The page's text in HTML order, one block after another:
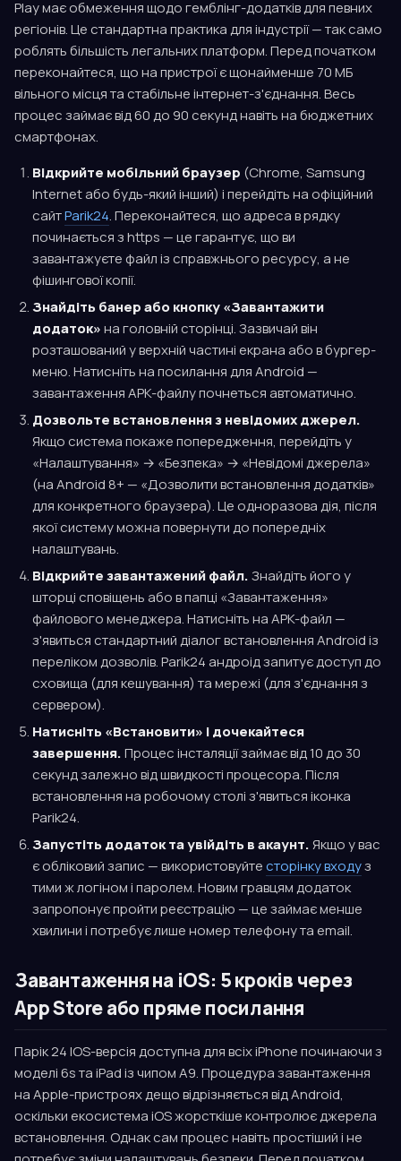
Play має обмеження щодо гемблінг-додатків для певних
регіонів. Це стандартна практика для індустрії — так само
роблять більшість легальних платформ. Перед початком
переконайтеся, що на пристрої є щонайменше 70 МБ
вільного місця та стабільне інтернет-з'єднання. Весь
процес займає від 60 до 90 секунд навіть на бюджетних
смартфонах.
Відкрийте мобільний браузер (Chrome, Samsung
Internet або будь-який інший) і перейдіть на офіційний
сайтParik24. Переконайтеся, що адреса в рядку
починається з https — це гарантує, що ви
завантажуєте файл із справжнього ресурсу, а не
фішингової копії.
Знайдіть банер або кнопку «Завантажити
додаток»на головній сторінці. Зазвичай він
розташований у верхній частині екрана або в бургер-
меню. Натисніть на посилання для Android —
завантаження APK-файлу почнеться автоматично.
Дозвольте встановлення з невідомих джерел.
Якщо система покаже попередження, перейдіть у
«Налаштування» → «Безпека» → «Невідомі джерела»
(на Android 8+ — «Дозволити встановлення додатків»
для конкретного браузера). Це одноразова дія, після
якої систему можна повернути до попередніх
налаштувань.
Відкрийте завантажений файл.Знайдіть його у
шторці сповіщень або в папці «Завантаження»
файлового менеджера. Натисніть на APK-файл —
з'явиться стандартний діалог встановлення Android із
переліком дозволів. Parik24 андроід запитує доступ до
сховища (для кешування) та мережі (для з'єднання з
сервером).
Натисніть «Встановити» і дочекайтеся
завершення.Процес інсталяції займає від 10 до 30
секунд залежно від швидкості процесора. Після
встановлення на робочому столі з'явиться іконка
Parik24.
Запустіть додаток та увійдіть в акаунт.Якщо у вас
є обліковий запис — використовуйтесторінку входуз
тими ж логіном і паролем. Новим гравцям додаток
запропонує пройти реєстрацію — це займає менше
хвилини і потребує лише номер телефону та email.
Завантаження на iOS: 5 кроків через
App Store або пряме посилання
Парік 24 IOS-версія доступна для всіх iPhone починаючи з
моделі 6s та iPad із чипом A9. Процедура завантаження
на Apple-пристроях дещо відрізняється від Android,
оскільки екосистема iOS жорсткіше контролює джерела
встановлення. Однак сам процес навіть простіший і не